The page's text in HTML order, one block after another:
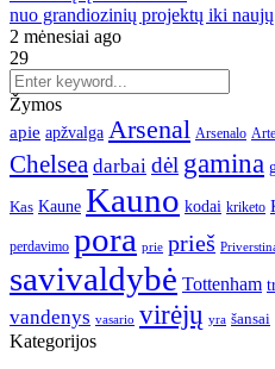
nuo grandiozinių projektų iki
2 mėnesiai ago
29
Žymos
apie apžvalga Arsenal Arsenalo
Chelsea darbai dėl gamina
Kas Kaune Kauno kodai kriketo
perdavimo pora prie prieš
savivaldybė Tottenham
vandenys vasario virėjų yra šansai
Kategorijos